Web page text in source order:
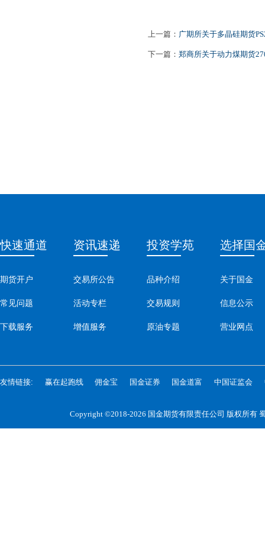
上一篇： 广期所关于多晶硅期货
下一篇： 郑商所关于动力煤期货
快速通道
期货开户
常见问题
下载服务
资讯速递
交易所公告
活动专栏
增值服务
投资学苑
品种介绍
交易规则
原油专题
选择国
关于国金
信息公示
营业网点
友情链接: 赢在起跑线 佣金宝 国金证券 国金道富 中国证监会
Copyright ©2018-2026 国金期货有限责任公司 版权所有